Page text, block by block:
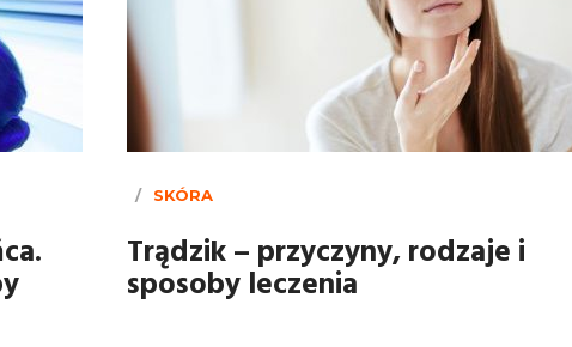
SKÓRA
Trądzik – przyczyny, rodzaje i
sposoby leczenia